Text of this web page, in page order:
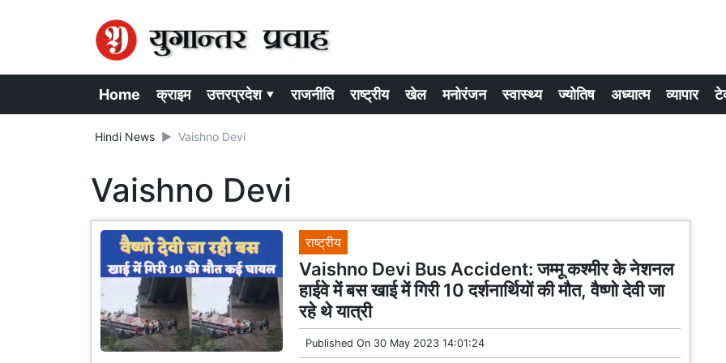
Home क्राइम उत्तरप्रदेश ▾ राजनीति राष्ट्रीय खेल मनोरंजन स्वास्थ्य ज्योतिष अध्यात्म व्यापार
Hindi News Vaishno Devi
Vaishno Devi
राष्ट्रीय
Vaishno Devi Bus Accident: जम्मू कश्मीर के नेशनल
हाईवे में बस खाई में गिरी 10 दर्शनार्थियों की मौत, वैष्णो देवी जा
रहे थे यात्री
Published On 30 May 2023 14:01:24